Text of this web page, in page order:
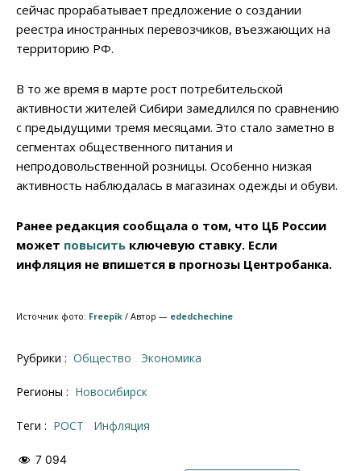
сейчас прорабатывает предложение о создании
реестра иностранных перевозчиков, въезжающих на
территорию РФ.
В то же время в марте рост потребительской
активности жителей Сибири замедлился по сравнению
с предыдущими тремя месяцами. Это стало заметно в
сегментах общественного питания и
непродовольственной розницы. Особенно низкая
активность наблюдалась в магазинах одежды и обуви.
Ранее редакция сообщала о том, что ЦБ России
может повысить ключевую ставку. Если
инфляция не впишется в прогнозы Центробанка.
Источник фото: Freepik / Автор — ededchechine
Рубрики : Общество Экономика
Регионы : Новосибирск
Теги : РОСТ инфляция
7 094